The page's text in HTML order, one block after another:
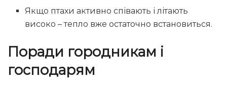
Якщо птахи активно співають і літають
високо – тепло вже остаточно встановиться.
Поради городникам і
господарям